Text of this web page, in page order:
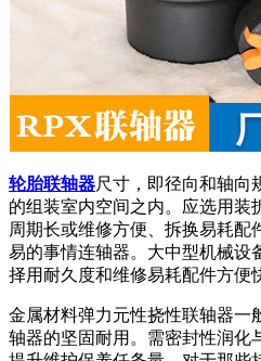
轮胎联轴器尺寸，即径向和轴向
的组装室内空间之内。应选用装
周期长或维修方便、拆换易耗配
易的事情连轴器。大中型机械设
择用耐久度和维修易耗配件方便
金属材料弹力元性挠性联轴器一
轴器的坚固耐用。需密封性润化